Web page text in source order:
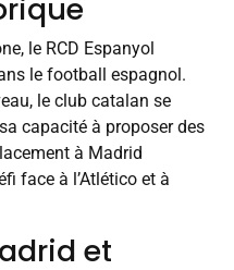
le RCD Espanyol
le football espagnol.
le club catalan se
capacité à proposer des
à Madrid
face à l’Atlético et à
et